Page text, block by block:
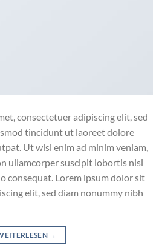
consectetuer adipiscing elit, sed
tincidunt ut laoreet dolore
Ut wisi enim ad minim veniam,
ullamcorper suscipit lobortis nisl
consequat. Lorem ipsum dolor sit
elit, sed diam nonummy nibh
→